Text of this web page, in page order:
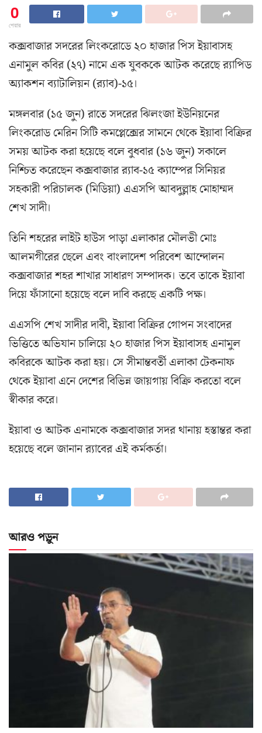
0
শেয়ার
কক্সবাজার সদরের লিংকরোডে ২০ হাজার পিস ইয়াবাসহ
এনামুল কবির (২৭) নামে এক যুবককে আটক করেছে র‌্যাপিড
অ্যাকশন ব্যাটালিয়ন (র‍্যাব)-১৫।
মঙ্গলবার (১৫ জুন) রাতে সদরের ঝিলংজা ইউনিয়নের
লিংকরোড মেরিন সিটি কমপ্লেক্সের সামনে থেকে ইয়াবা বিক্রির
সময় আটক করা হয়েছে বলে বুধবার (১৬ জুন) সকালে
নিশ্চিত করেছেন কক্সবাজার র‌্যাব-১৫ ক্যাম্পের সিনিয়র
সহকারী পরিচালক (মিডিয়া) এএসপি আবদুল্লাহ মোহাম্মদ
শেখ সাদী।
তিনি শহরের লাইট হাউস পাড়া এলাকার মৌলভী মোঃ
আলমগীরের ছেলে এবং বাংলাদেশ পরিবেশ আন্দোলন
কক্সবাজার শহর শাখার সাধারণ সম্পাদক। তবে তাকে ইয়াবা
দিয়ে ফাঁসানো হয়েছে বলে দাবি করছে একটি পক্ষ।
এএসপি শেখ সাদীর দাবী, ইয়াবা বিক্রির গোপন সংবাদের
ভিত্তিতে অভিযান চালিয়ে ২০ হাজার পিস ইয়াবাসহ এনামুল
কবিরকে আটক করা হয়। সে সীমান্তবর্তী এলাকা টেকনাফ
থেকে ইয়াবা এনে দেশের বিভিন্ন জায়গায় বিক্রি করতো বলে
স্বীকার করে।
ইয়াবা ও আটক এনামকে কক্সবাজার সদর থানায় হস্তান্তর করা
হয়েছে বলে জানান র‌্যাবের এই কর্মকর্তা।
আরও পড়ুন